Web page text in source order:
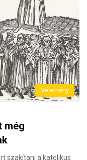
Vélemény
még
szakítani a katolikus